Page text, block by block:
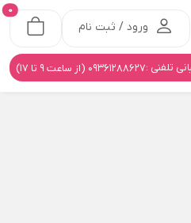
ورود / ثبت نام
0
تلفنی :09361288627 (از ساعت 9 تا 17)